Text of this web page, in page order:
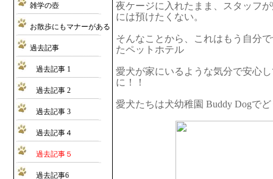
雑学の壺
お散歩にもマナーがある
過去記事
過去記事 1
過去記事 2
過去記事 3
過去記事４
過去記事５
過去記事6
夜ケージに入れたまま、スタッフ
には預けたくない。
そんなことから、これはもう自分
たペットホテル
愛犬が家にいるような気分で安心
に！！
愛犬たちは犬幼稚園 Buddy Dogで